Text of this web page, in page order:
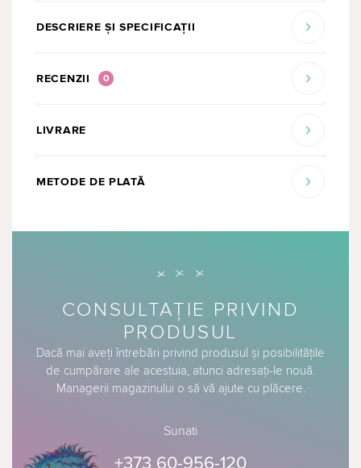
DESCRIERE ȘI SPECIFICAȚII
RECENZII 0
LIVRARE
METODE DE PLATĂ
CONSULTAȚIE PRIVIND
PRODUSUL
Dacă mai aveți întrebări privind produsul și posibilitățile
de cumpărare ale acestuia, atunci adresați-le nouă.
Managerii magazinului o să vă ajute cu plăcere.
Sunati
+373 60-956-120